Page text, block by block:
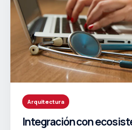
Arquitectura
Integración con